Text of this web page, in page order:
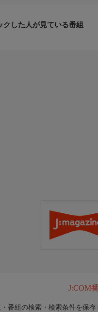
クした人が見ている番組
J:COM
番組の検索・検索条件を保存